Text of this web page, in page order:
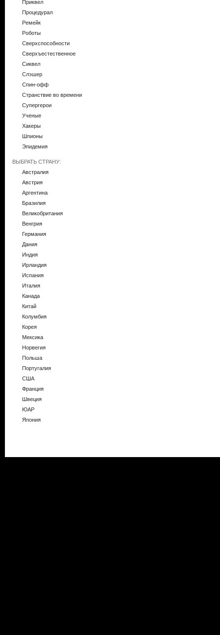
Приквел
Процедурал
Ремейк
Роботы
Сверхспособности
Сверхъестественное
Сиквел
Слэшер
Спин-офф
Странствие во времени
Супергерои
Ученые
Хакеры
Шпионы
Эпидемия
ВЫБРАТЬ СТРАНУ:
Австралия
Австрия
Аргентина
Бразилия
Великобритания
Венгрия
Германия
Дания
Индия
Ирландия
Испания
Италия
Канада
Китай
Колумбия
Корея
Мексика
Норвегия
Польша
Португалия
США
Франция
Швеция
ЮАР
Япония